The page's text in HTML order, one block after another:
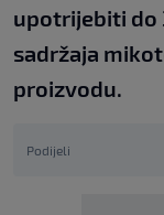
upotrijebiti do
sadržaja
proizvodu.
Podijeli